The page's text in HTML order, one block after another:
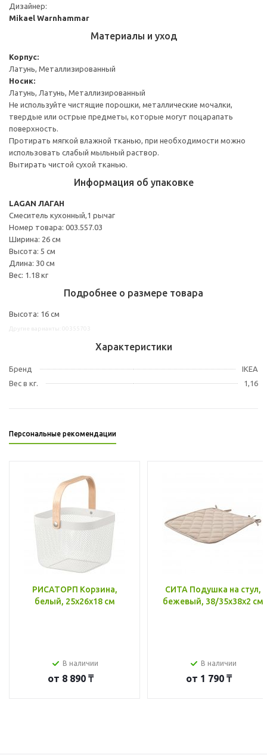
Дизайнер:
Mikael Warnhammar
Материалы и уход
Корпус:
Латунь, Металлизированный
Носик:
Латунь, Латунь, Металлизированный
Не используйте чистящие порошки, металлические мочалки,
твердые или острые предметы, которые могут поцарапать
поверхность.
Протирать мягкой влажной тканью, при необходимости можно
использовать слабый мыльный раствор.
Вытирать чистой сухой тканью.
Информация об упаковке
LAGAN ЛАГАН
Смеситель кухонный,1 рычаг
Номер товара: 003.557.03
Ширина: 26 см
Высота: 5 см
Длина: 30 см
Вес: 1.18 кг
Подробнее о размере товара
Высота: 16 см
Характеристики
Бренд
IKEA
Вес в кг.
1,16
Персональные рекомендации
РИСАТОРП Корзина,
белый, 25x26x18 см
В наличии
от 8 890 ₸
СИТА Подушка на стул,
бежевый, 38/35x38x2 см
В наличии
от 1 790 ₸